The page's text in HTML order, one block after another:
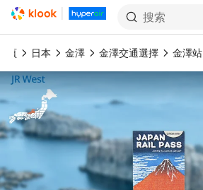
搜索
頁 日本 金澤 金澤交通選擇 金澤站